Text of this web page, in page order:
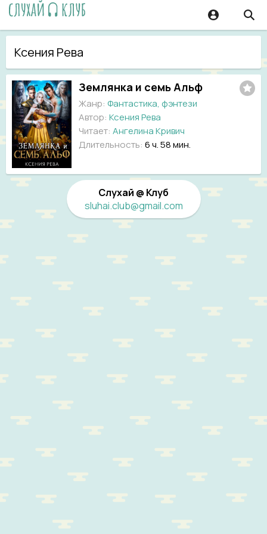
Ксения Рева
Землянка и семь Альф
Жанр: Фантастика, фэнтези
Автор: Ксения Рева
Читает: Ангелина Кривич
Длительность: 6 ч. 58 мин.
Слухай @ Клуб
sluhai.club@gmail.com